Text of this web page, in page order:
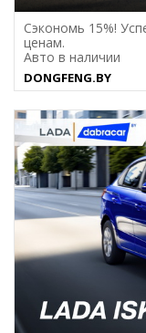
Сэкономь 15%!
ценам.
Авто в наличии
DONGFENG.BY